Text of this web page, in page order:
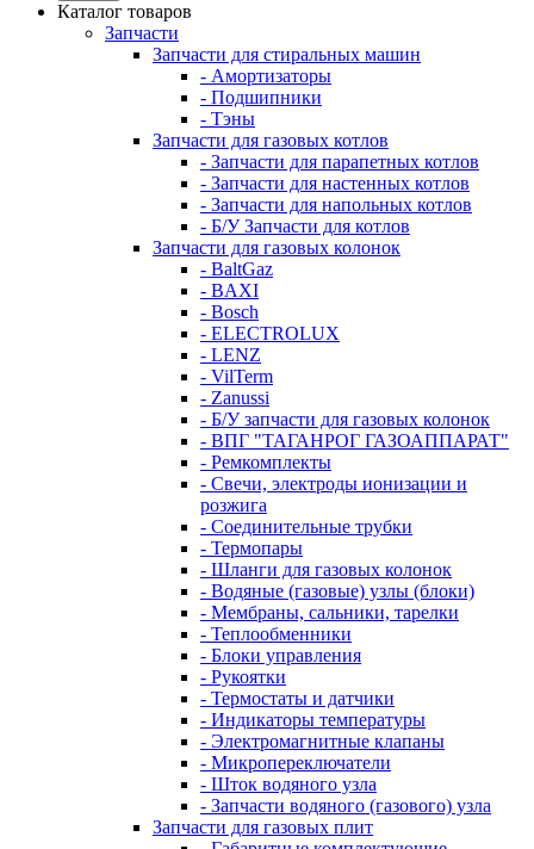
Каталог товаров
Запчасти
Запчасти для стиральных машин
- Амортизаторы
- Подшипники
- Тэны
Запчасти для газовых котлов
- Запчасти для парапетных котлов
- Запчасти для настенных котлов
- Запчасти для напольных котлов
- Б/У Запчасти для котлов
Запчасти для газовых колонок
- BaltGaz
- BAXI
- Bosch
- ELECTROLUX
- LENZ
- VilTerm
- Zanussi
- Б/У запчасти для газовых колонок
- ВПГ "ТАГАНРОГ ГАЗОАППАРАТ"
- Ремкомплекты
- Свечи, электроды ионизации и
розжига
- Соединительные трубки
- Термопары
- Шланги для газовых колонок
- Водяные (газовые) узлы (блоки)
- Мембраны, сальники, тарелки
- Теплообменники
- Блоки управления
- Рукоятки
- Термостаты и датчики
- Индикаторы температуры
- Электромагнитные клапаны
- Микропереключатели
- Шток водяного узла
- Запчасти водяного (газового) узла
Запчасти для газовых плит